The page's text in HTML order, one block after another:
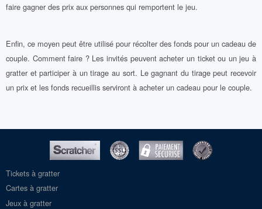
faire gagner des prix aux personnes qui remportent le jeu.
Enfin, ce moyen peut être utilisé pour récolter des fonds pour un cadeau de
couple. Comment faire ? Les invités peuvent acheter un ticket ou un jeu à
gratter et participer à un tirage au sort. Le gagnant du tirage peut recevoir
un prix et les fonds recueillis serviront à acheter un cadeau pour le couple.
Tickets à gratter
Cartes à gratter
Jeux à gratter